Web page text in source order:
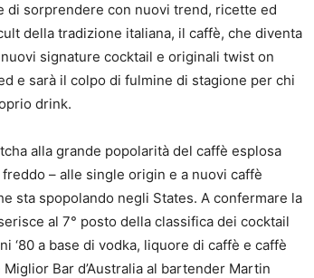
di sorprendere con nuovi trend, ricette ed
della tradizione italiana, il caffè, che diventa
signature cocktail e originali twist on
e sarà il colpo di fulmine di stagione per chi
drink.
alla grande popolarità del caffè esplosa
– alle single origin e a nuovi caffè
sta spopolando negli States. A confermare la
al 7° posto della classifica dei cocktail
‘80 a base di vodka, liquore di caffè e caffè
Bar d’Australia al bartender Martin